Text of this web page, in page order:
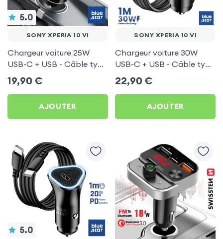
5.0
SONY XPERIA 10 VI
Chargeur voiture 25W
USB-C + USB - Câble type
C 60W Blue Star pour
Sony Xperia 10 VI
19,90 €
AJOUTER
SONY XPERIA 10 VI
Chargeur voiture 30W
USB-C + USB - Câble type
C 60W Blue Star pour
Sony Xperia 10 VI
22,90 €
AJOUTER
5.0